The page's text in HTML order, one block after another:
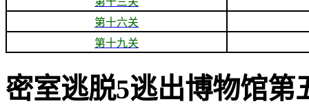
第十六关
第十九关
密室逃脱5逃出博物馆第